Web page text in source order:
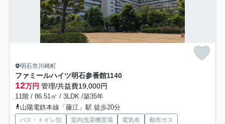
明石市川崎町
ファミールハイツ明石参番館1140
12万円 管理/共益費19,000円
11階 / 86.51㎡ / 3LDK /築35年
山陽電鉄本線「藤江」駅 徒歩20分
バス・トイレ別 室内洗濯機置場 電気有
都市ガス